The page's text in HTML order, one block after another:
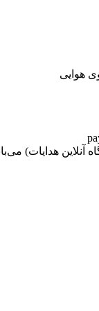
هوایی
آنلاین هدایات)